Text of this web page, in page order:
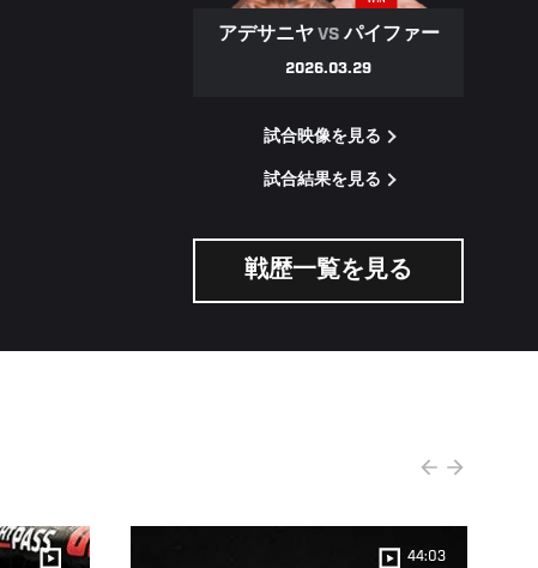
アデサニヤVSパイファー
2026.03.29
試合映像を見る
試合結果を見る
戦歴一覧を見る
44:03